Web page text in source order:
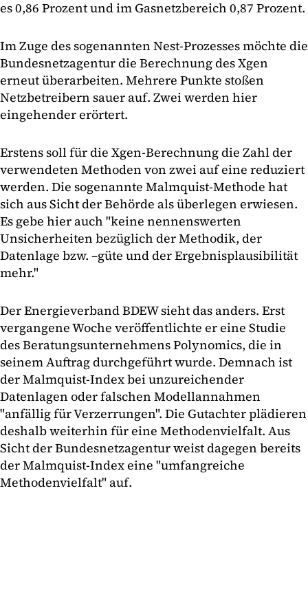
es 0,86 Prozent und im Gasnetzbereich 0,87 Prozent.
Im Zuge des sogenannten Nest-Prozesses möchte die
Bundesnetzagentur die Berechnung des Xgen
erneut überarbeiten. Mehrere Punkte stoßen
Netzbetreibern sauer auf. Zwei werden hier
eingehender erörtert.
Erstens soll für die Xgen-Berechnung die Zahl der
verwendeten Methoden von zwei auf eine reduziert
werden. Die sogenannte Malmquist-Methode hat
sich aus Sicht der Behörde als überlegen erwiesen.
Es gebe hier auch "keine nennenswerten
Unsicherheiten bezüglich der Methodik, der
Datenlage bzw. –güte und der Ergebnisplausibilität
mehr."
Der Energieverband BDEW sieht das anders. Erst
vergangene Woche veröffentlichte er eine Studie
des Beratungsunternehmens Polynomics, die in
seinem Auftrag durchgeführt wurde. Demnach ist
der Malmquist-Index bei unzureichender
Datenlagen oder falschen Modellannahmen
"anfällig für Verzerrungen". Die Gutachter plädieren
deshalb weiterhin für eine Methodenvielfalt. Aus
Sicht der Bundesnetzagentur weist dagegen bereits
der Malmquist-Index eine "umfangreiche
Methodenvielfalt" auf.